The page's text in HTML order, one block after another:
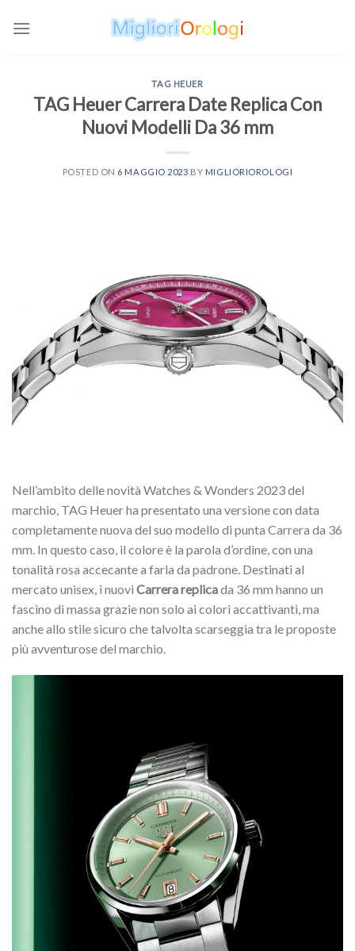
TAG HEUER
TAG Heuer Carrera Date Replica Con
Nuovi Modelli Da 36 mm
POSTED ON 6 MAGGIO 2023 BY MIGLIORIOROLOGI
Nell’ambito delle novità Watches & Wonders 2023 del
marchio, TAG Heuer ha presentato una versione con data
completamente nuova del suo modello di punta Carrera da 36
mm. In questo caso, il colore è la parola d’ordine, con una
tonalità rosa accecante a farla da padrone. Destinati al
mercato unisex, i nuovi Carrera replicada 36 mm hanno un
fascino di massa grazie non solo ai colori accattivanti, ma
anche allo stile sicuro che talvolta scarseggia tra le proposte
più avventurose del marchio.